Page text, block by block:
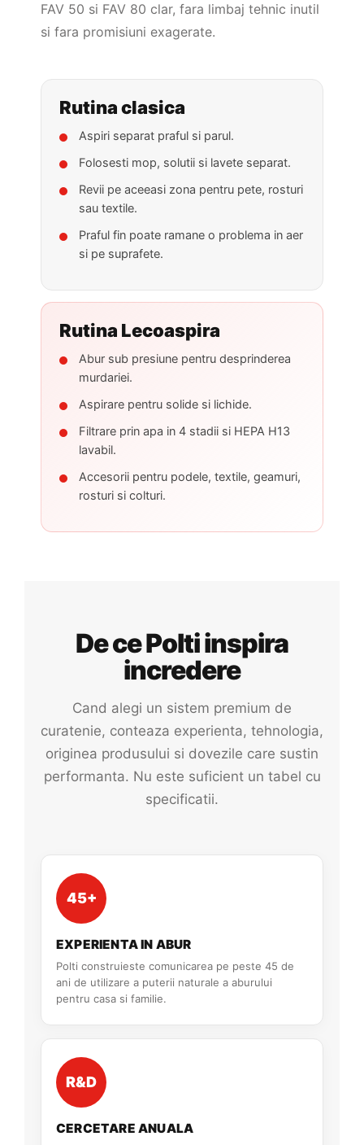
FAV 50 si FAV 80 clar, fara limbaj tehnic inutil
si fara promisiuni exagerate.
Rutina clasica
Aspiri separat praful si parul.
Folosesti mop, solutii si lavete separat.
Revii pe aceeasi zona pentru pete, rosturi
sau textile.
Praful fin poate ramane o problema in aer
si pe suprafete.
Rutina Lecoaspira
Abur sub presiune pentru desprinderea
murdariei.
Aspirare pentru solide si lichide.
Filtrare prin apa in 4 stadii si HEPA H13
lavabil.
Accesorii pentru podele, textile, geamuri,
rosturi si colturi.
De ce Polti inspira
incredere
Cand alegi un sistem premium de
curatenie, conteaza experienta, tehnologia,
originea produsului si dovezile care sustin
performanta. Nu este suficient un tabel cu
specificatii.
45+
EXPERIENTA IN ABUR
Polti construieste comunicarea pe peste 45 de
ani de utilizare a puterii naturale a aburului
pentru casa si familie.
R&D
CERCETARE ANUALA